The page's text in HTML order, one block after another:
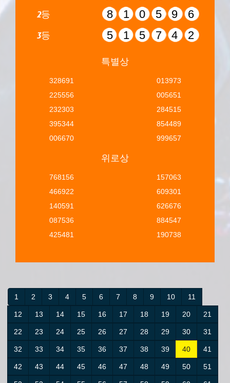
2등 810596
3등 515742
특별상
328691
225556
232303
395344
006670
013973
005651
284515
854489
999657
위로상
768156
466922
140591
087536
425481
157063
609301
626676
884547
190738
1 2 3 4 5 6 7 8 9 10 11
12 13 14 15 16 17 18 19 20 21
22 23 24 25 26 27 28 29 30 31
32 33 34 35 36 37 38 39 40 41
42 43 44 45 46 47 48 49 50 51